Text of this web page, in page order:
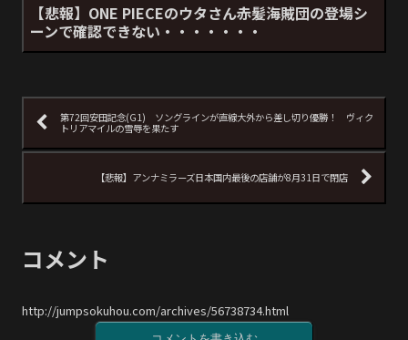
【悲報】ONE PIECEのウタさん赤髪海賊団の登場シ
ーンで確認できない・・・・・・・
第72回安田記念(G1) ソングラインが直線大外から差し切り優勝！ ヴィク
トリアマイルの雪辱を果たす
【悲報】アンナミラーズ日本国内最後の店舗が8月31日で閉店
コメント
http://jumpsokuhou.com/archives/56738734.html